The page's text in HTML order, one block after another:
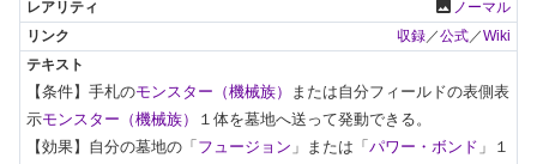
photo ノーマル
収録／公式／Wiki
【条件】手札のモンスター（機械族）
または自分フィールドの表側表
示モンスター（機械族）
１体を墓地へ送って発動できる。
【効果】自分の墓地の「 フュージョン 」または「 パワー・ボンド 」１